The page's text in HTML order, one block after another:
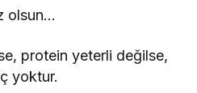
olsun…
protein yeterli değilse,
yoktur.